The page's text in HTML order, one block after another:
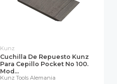
Kunz
Cuchilla De Repuesto Kunz
Para Cepillo Pocket No 100.
Mod...
Kunz Tools Alemania